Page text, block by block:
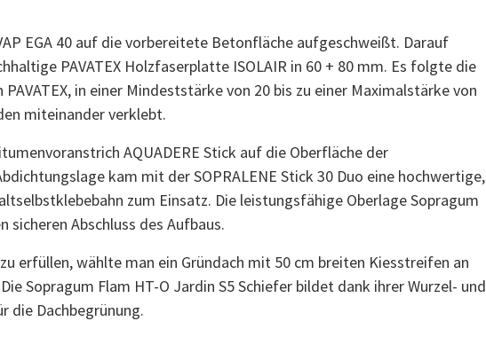
EGA 40 auf die vorbereitete Betonfläche aufgeschweißt. Darauf
PAVATEX Holzfaserplatte ISOLAIR in 60 + 80 mm. Es folgte die
in einer Mindeststärke von 20 bis zu einer Maximalstärke von
miteinander verklebt.
AQUADERE Stick auf die Oberfläche der
kam mit der SOPRALENE Stick 30 Duo eine hochwertige,
zum Einsatz. Die leistungsfähige Oberlage Sopragum
sicheren Abschluss des Aufbaus.
erfüllen, wählte man ein Gründach mit 50 cm breiten Kiesstreifen an
Sopragum Flam HT-O Jardin S5 Schiefer bildet dank ihrer Wurzel- und
die Dachbegrünung.